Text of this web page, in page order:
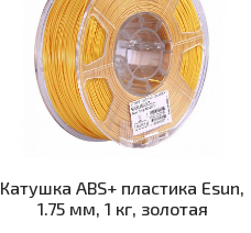
Катушка ABS+ пластика Esun,
1.75 мм, 1 кг, золотая